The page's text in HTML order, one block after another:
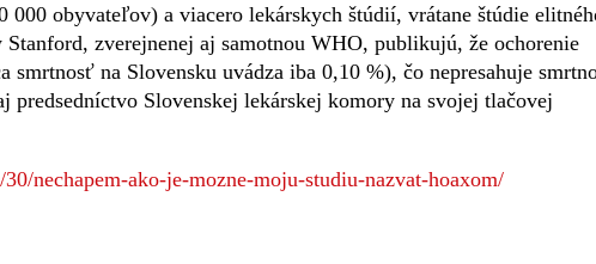
000 obyvateľov) a viacero lekárskych štúdií, vrátane štúdie
zverejnenej aj samotnou WHO, publikujú, že ochorenie
na Slovensku uvádza iba 0,10 %), čo nepresahuje
predsedníctvo Slovenskej lekárskej komory na svojej tlačovej
nechapem-ako-je-mozne-moju-studiu-nazvat-hoaxom/